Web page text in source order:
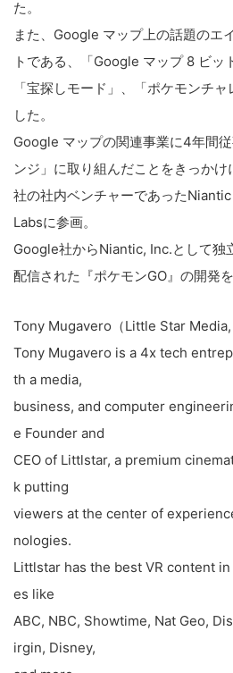
た。
また、Google マップ上の話題のエ
トである、「Google マップ 8 ビッ
「宝探しモード」、「ポケモンチ
した。
Google マップの関連事業に4年間
ンジ」に取り組んだことをきっか
社の社内ベンチャーであったNiantic
Labsに参画。
Google社からNiantic, Inc.として独
配信された『ポケモンGO』の開発
Tony Mugavero（Little Star Media,
Tony Mugavero is a 4x tech
th a media,
business, and computer
e Founder and
CEO of Littlstar, a premium
k putting
viewers at the center of
nologies.
Littlstar has the best VR content
es like
ABC, NBC, Showtime, Nat Geo,
irgin, Disney,